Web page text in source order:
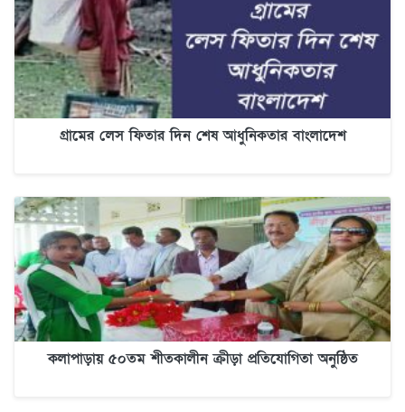
গ্রামের লেস ফিতার দিন শেষ আধুনিকতার বাংলাদেশ
কলাপাড়ায় ৫০তম শীতকালীন ক্রীড়া প্রতিযোগিতা অনুষ্ঠিত